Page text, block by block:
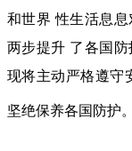
和世界 性生活息
两步提升 了各国
现将主动严格遵守
坚绝保养各国防护。